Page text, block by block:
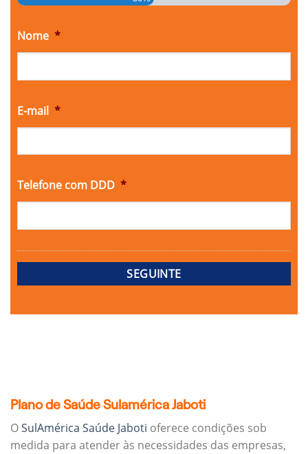
Nome *
E-mail *
Telefone com DDD *
Plano de Saúde Sulamérica Jaboti
OSulAmérica Saúde Jaboti oferece condições sob
medida para atender às necessidades das empresas,